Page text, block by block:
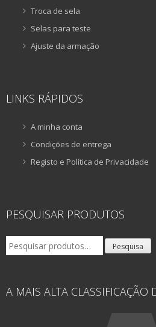
Troca de sela
Selas para teste
Ajuste da armação
LINKS RÁPIDOS
A minha conta
Condições de entrega
Registo e Política de Privacidade
PESQUISAR PRODUTOS
Pesquisar
por:
Pesquisa
A MAIS ALTA CLASSIFICAÇÃO